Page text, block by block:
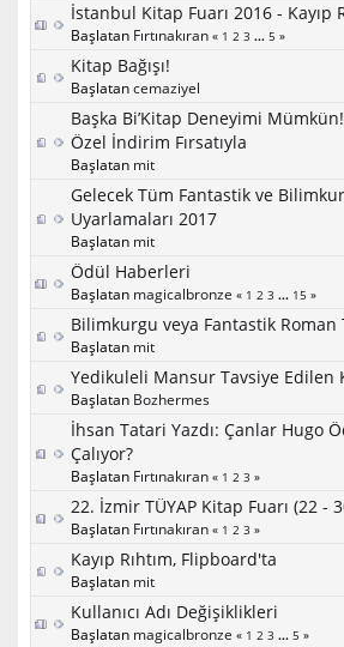
İstanbul Kitap Fuarı 2016 - Kayıp
Başlatan Fırtınakıran « 1 2 3 ... 5 »
Kitap Bağışı!
Başlatancemaziyel
Başka Bi’Kitap Deneyimi Mümkün!
Özel İndirim Fırsatıyla
Başlatan mit
Gelecek Tüm Fantastik ve
Uyarlamaları 2017
Başlatan mit
Ödül Haberleri
Başlatan magicalbronze « 1 2 3 ... 15 »
Bilimkurgu veya Fantastik Roman
Başlatan mit
Yedikuleli Mansur Tavsiye Edilen
Başlatan Bozhermes
İhsan Tatari Yazdı: Çanlar Hugo
Çalıyor?
Başlatan Fırtınakıran « 1 2 3 »
22. İzmir TÜYAP Kitap Fuarı (22 -
Başlatan Fırtınakıran « 1 2 3 »
Kayıp Rıhtım, Flipboard'ta
Başlatan mit
Kullanıcı Adı Değişiklikleri
Başlatan magicalbronze « 1 2 3 ... 5 »